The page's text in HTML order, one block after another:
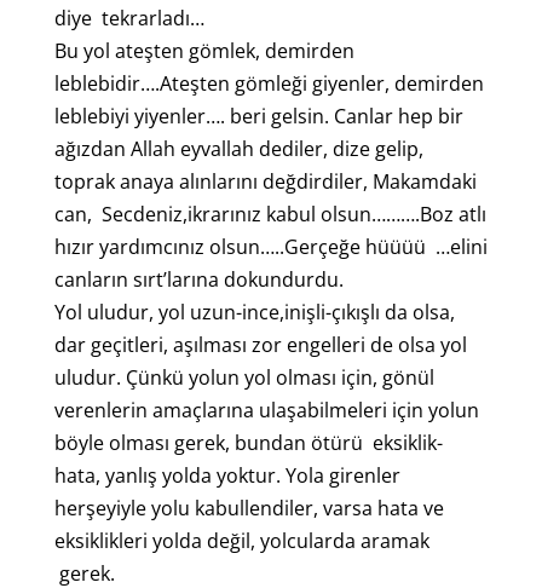
diye tekrarladı…
Bu yol ateşten gömlek, demirden
leblebidir….Ateşten gömleği giyenler, demirden
leblebiyi yiyenler…. beri gelsin. Canlar hep bir
ağızdan Allah eyvallah dediler, dize gelip,
toprak anaya alınlarını değdirdiler, Makamdaki
can, Secdeniz,ikrarınız kabul olsun……….Boz atlı
hızır yardımcınız olsun…..Gerçeğe hüüüü …elini
canların sırt’larına dokundurdu.
Yol uludur, yol uzun-ince,inişli-çıkışlı da olsa,
dar geçitleri, aşılması zor engelleri de olsa yol
uludur. Çünkü yolun yol olması için, gönül
verenlerin amaçlarına ulaşabilmeleri için yolun
böyle olması gerek, bundan ötürü eksiklik-
hata, yanlış yolda yoktur. Yola girenler
herşeyiyle yolu kabullendiler, varsa hata ve
eksiklikleri yolda değil, yolcularda aramak
gerek.